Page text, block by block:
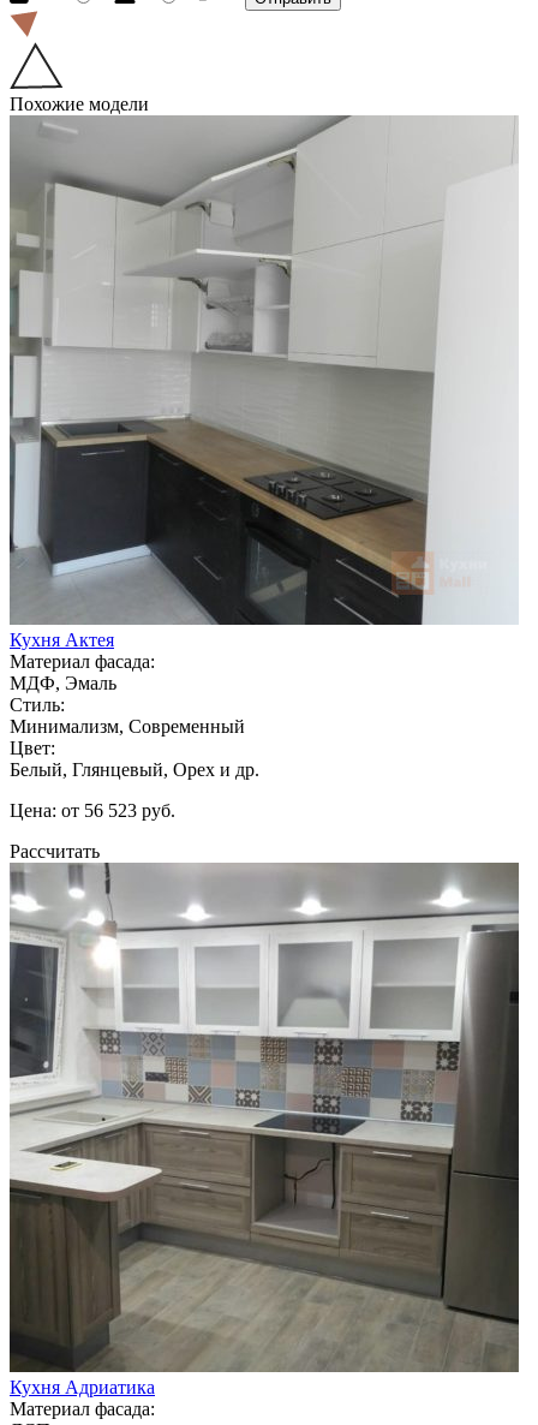
Похожие модели
Кухня Актея
Материал фасада:
МДФ, Эмаль
Стиль:
Минимализм, Современный
Цвет:
Белый, Глянцевый, Орех и др.
Цена: от 56 523 руб.
Рассчитать
Кухня Адриатика
Материал фасада: